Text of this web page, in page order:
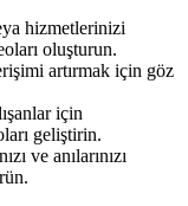
hizmetlerinizi
oluşturun.
artırmak için göz
için
geliştirin.
ve anılarınızı